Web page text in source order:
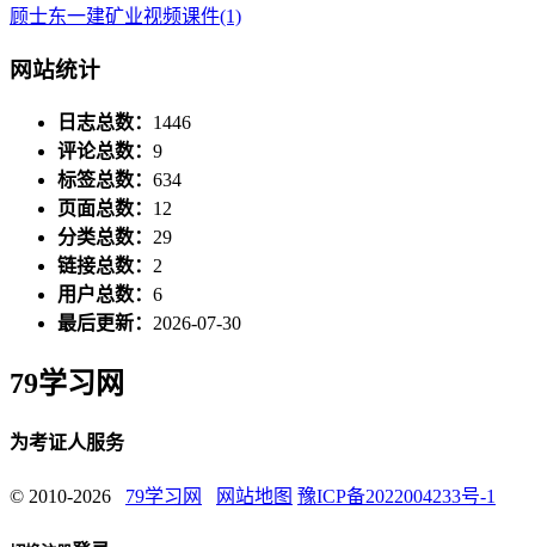
顾士东一建矿业视频课件(1)
网站统计
日志总数： 1446
评论总数： 9
标签总数： 634
页面总数： 12
分类总数： 29
链接总数： 2
用户总数： 6
最后更新： 2026-07-30
79学习网
为考证人服务
© 2010-2026 79学习网 网站地图 豫ICP备2022004233号-1